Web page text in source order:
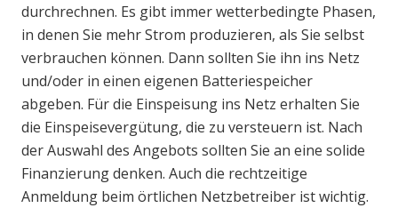
durchrechnen. Es gibt immer wetterbedingte Phasen,
in denen Sie mehr Strom produzieren, als Sie selbst
verbrauchen können. Dann sollten Sie ihn ins Netz
und/oder in einen eigenen Batteriespeicher
abgeben. Für die Einspeisung ins Netz erhalten Sie
die Einspeisevergütung, die zu versteuern ist. Nach
der Auswahl des Angebots sollten Sie an eine solide
Finanzierung denken. Auch die rechtzeitige
Anmeldung beim örtlichen Netzbetreiber ist wichtig.